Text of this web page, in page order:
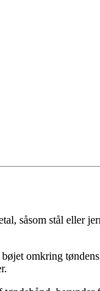
såsom stål eller
omkring